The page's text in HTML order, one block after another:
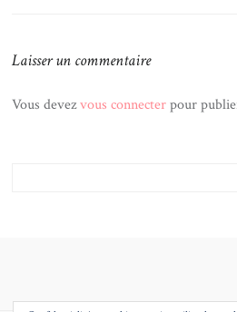
Laisser un commentaire
Vous devezvous connecterpour